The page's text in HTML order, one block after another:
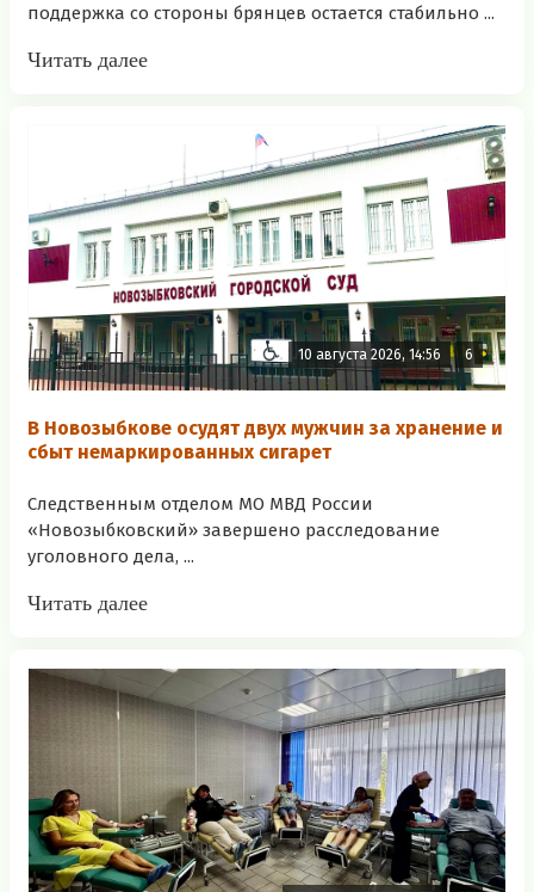
поддержка со стороны брянцев остается стабильно ...
Читать далее
10 августа 2026, 14:56 6
В Новозыбкове осудят двух мужчин за хранение и
сбыт немаркированных сигарет
Следственным отделом МО МВД России
«Новозыбковский» завершено расследование
уголовного дела, ...
Читать далее